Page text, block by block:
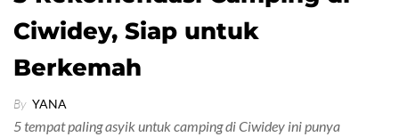
Ciwidey, Siap untuk
Berkemah
By YANA
5 tempat paling asyik untuk camping di Ciwidey ini punya